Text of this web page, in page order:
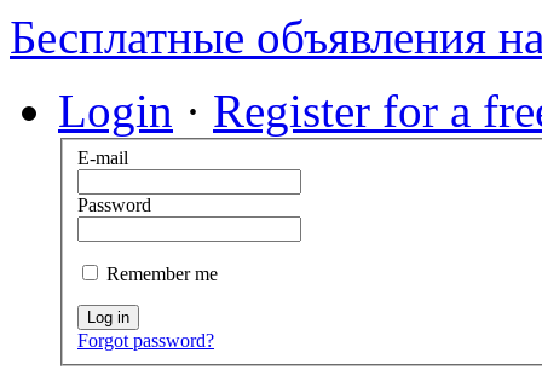
Бесплатные объявления
Login · Register for a
E-mail
Password
Remember me
Log in
Forgot password?